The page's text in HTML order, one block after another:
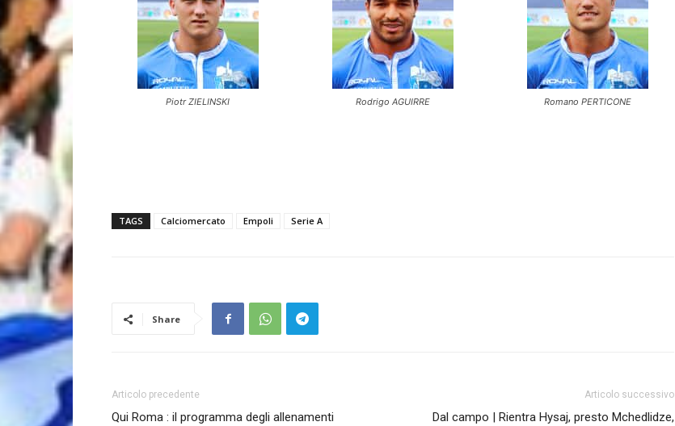
Piotr ZIELINSKI Rodrigo AGUIRRE Romano PERTICONE
TAGS Calciomercato Empoli Serie A
Share
Articolo precedente
Qui Roma : il programma degli allenamenti
Articolo successivo
Dal campo | Rientra Hysaj, presto Mchedlidze,